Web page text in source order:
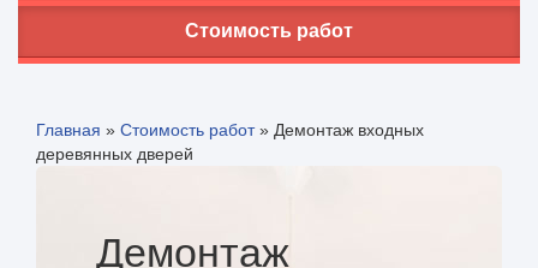
Стоимость работ
Главная » Стоимость работ» Демонтаж входных
деревянных дверей
Демонтаж